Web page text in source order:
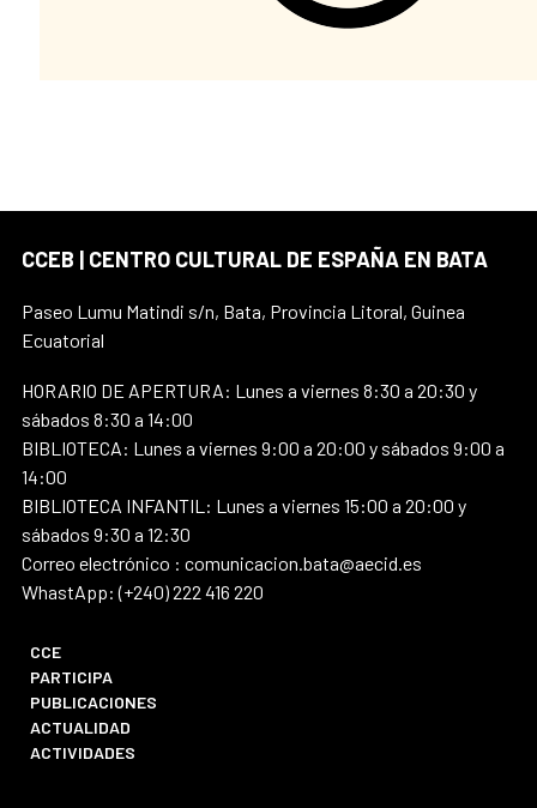
CCEB | CENTRO CULTURAL DE ESPAÑA EN BATA
Paseo Lumu Matindi s/n, Bata, Provincia Litoral, Guinea
Ecuatorial
HORARIO DE APERTURA: Lunes a viernes 8:30 a 20:30 y
sábados 8:30 a 14:00
BIBLIOTECA: Lunes a viernes 9:00 a 20:00 y sábados 9:00 a
14:00
BIBLIOTECA INFANTIL: Lunes a viernes 15:00 a 20:00 y
sábados 9:30 a 12:30
Correo electrónico : comunicacion.bata@aecid.es
WhastApp: (+240) 222 416 220
CCE
PARTICIPA
PUBLICACIONES
ACTUALIDAD
ACTIVIDADES